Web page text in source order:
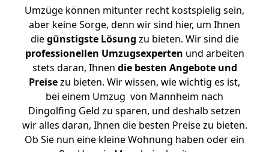
Umzüge können mitunter recht kostspielig sein,
aber keine Sorge, denn wir sind hier, um Ihnen
diegünstigste Lösung zu bieten. Wir sind die
professionellen Umzugsexperten und arbeiten
stets daran, Ihnen die besten Angebote und
Preisezu bieten. Wir wissen, wie wichtig es ist,
bei einem Umzug von Mannheim nach
Dingolfing Geld zu sparen, und deshalb setzen
wir alles daran, Ihnen die besten Preise zu bieten.
Ob Sie nun eine kleine Wohnung haben oder ein